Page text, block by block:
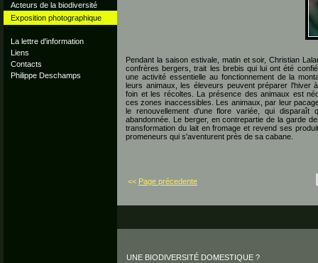
Acteurs de la biodiversité
Exposition photographique
La lettre d'information
Liens
Contacts
Philippe Deschamps
Pendant la saison estivale, matin et soir, Christian
confrères bergers, trait les brebis qui lui ont été
une activité essentielle au fonctionnement de la
leurs animaux, les éleveurs peuvent préparer l'hiver
foin et les récoltes. La présence des animaux est
ces zones inaccessibles. Les animaux, par leur
le renouvellement d'une flore variée, qui disparaît
abandonnée. Le berger, en contrepartie de la garde
transformation du lait en fromage et revend ses
promeneurs qui s'aventurent près de sa cabane.
<< Page précedente
UNE BIODIVERSITÉ DOMESTIQUE ?